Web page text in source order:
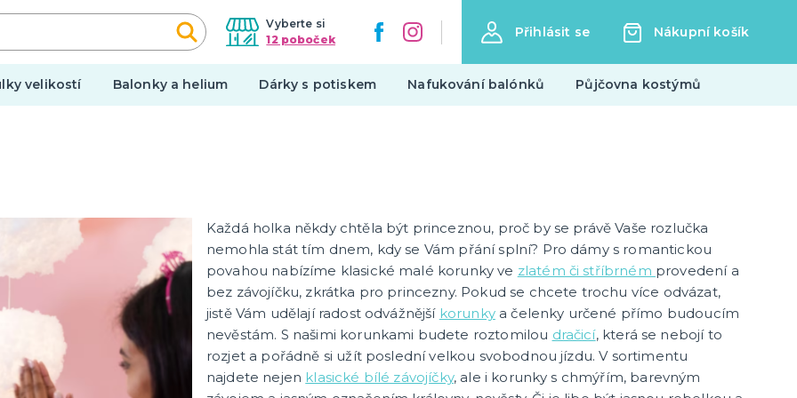
Vyberte si
12 poboček
Přihlásit se Nákupní košík
velikostí Balonky a helium Dárky s potiskem Nafukování balónků Půjčovna kostýmů
girlandy
doplňky
Make-up a ostatní
Výzdoba
další kategorie
Silvestrovská párty
Halloweenská párty
Valentýn
Rozlučka se svobodou
Hokejová párty a fandění
Filmová párty
Wild wild west párty
Pirátská a námořnická párty
Havajská a letní párty
další kategorie
párty
Make-up
Hororové líčení a jizvy
Tekutý latex
UV barvy
Trička s potiskem
Pivo a víno
Vtipná
Narozeniny
Každá holka někdy chtěla být princeznou, proč by se právě Vaše rozlučka
nemohla stát tím dnem, kdy se Vám přání splní? Pro dámy s romantickou
povahou nabízíme klasické malé korunky ve zlatém či stříbrném provedení a
bez závojíčku, zkrátka pro princezny. Pokud se chcete trochu více odvázat,
jistě Vám udělají radost odvážnější korunkya čelenky určené přímo budoucím
nevěstám. S našimi korunkami budete roztomilou dračicí, která se nebojí to
rozjet a pořádně si užít poslední velkou svobodnou jízdu. V sortimentu
najdete nejen klasické bílé závojíčky, ale i korunky s chmýřím, barevným